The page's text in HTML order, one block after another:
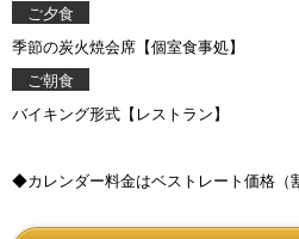
ご夕食
季節の炭火焼会席【個室食事処】
ご朝食
バイキング形式【レストラン】
◆カレンダー料金はベストレート価格（